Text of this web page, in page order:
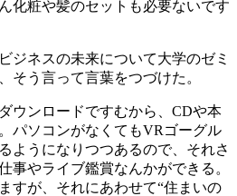
化粧や髪のセットも必要ないです
ジネスの未来について大学のゼミ
そう言って言葉をつづけた。
ウンロードですむから、CDや本
パソコンがなくてもVRゴーグル
ようになりつつあるので、それさ
事やライブ鑑賞なんかができる。
すが、それにあわせて“住まいの